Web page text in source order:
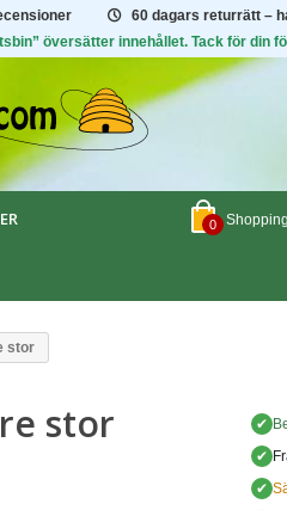
60 dagars returrätt –
översätter innehållet. Tack för din
0
stor
stor ✔
✔
✔